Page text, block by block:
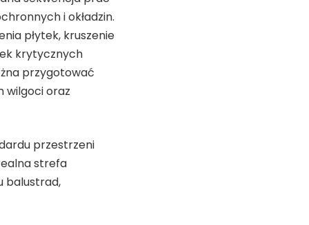
i okładzin.
płytek, kruszenie
krytycznych
przygotować
wilgoci oraz
przestrzeni
strefa
balustrad,